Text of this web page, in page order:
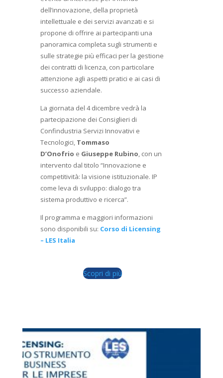
dell’innovazione, della proprietà
intellettuale e dei servizi avanzati e si
propone di offrire ai partecipanti una
panoramica completa sugli strumenti e
sulle strategie più efficaci per la gestione
dei contratti di licenza, con particolare
attenzione agli aspetti pratici e ai casi di
successo aziendale.
La giornata del 4 dicembre vedrà la
partecipazione dei Consiglieri di
Confindustria Servizi Innovativi e
Tecnologici, Tommaso
D’Onofrio e Giuseppe Rubino, con un
intervento dal titolo “Innovazione e
competitività: la visione istituzionale. IP
come leva di sviluppo: dialogo tra
sistema produttivo e ricerca”.
Il programma e maggiori informazioni
sono disponibili su: Corso di Licensing
– LES Italia
Scopri di più